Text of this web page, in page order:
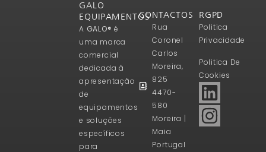
GALO
EQUIPAMENTOS
A GALO® é
uma marca
comercial
dedicada à
apresentação
de
equipamentos
e soluções
específicos
para
CONTACTOS
Rua
Coronel
Carlos
Moreira,
825
4470-
580
Moreira |
Maia
Portugal
RGPD
Politica
Privacidade
Politica De
Cookies